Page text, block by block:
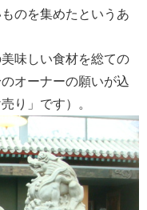
のを集めたというあ
味しい食材を総ての
オーナーの願いが込
り」です）。